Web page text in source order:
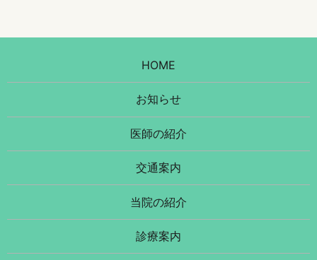
HOME
お知らせ
医師の紹介
交通案内
当院の紹介
診療案内